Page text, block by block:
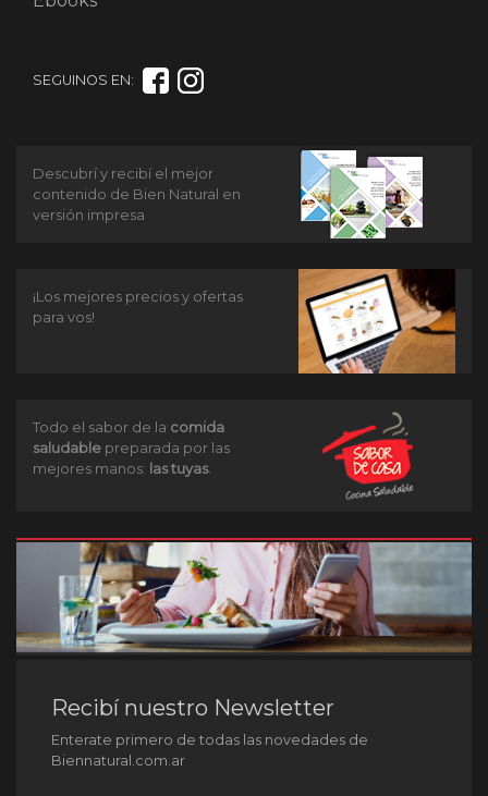
SEGUINOS EN:
Descubrí y recibí el mejor
contenido de Bien Natural en
versión impresa
¡Los mejores precios y ofertas
para vos!
Todo el sabor de la comida
saludable preparada por las
mejores manos: las tuyas.
Recibí nuestro Newsletter
Enterate primero de todas las novedades de
Biennatural.com.ar